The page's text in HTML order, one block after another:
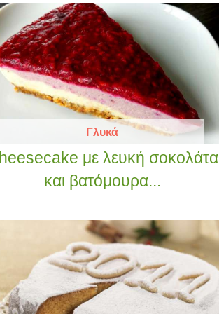
Γλυκά
με λευκή σοκολάτα
και βατόμουρα...